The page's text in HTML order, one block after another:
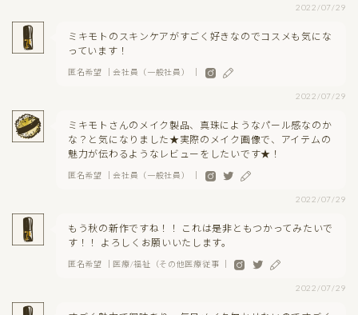
2022/07/29
ミキモトのスキンケアがすごく好きなのでコスメも気にな
っています！
匿名希望 ｜会社員（一般社員） ｜
2022/07/29
ミキモトさんのメイク製品、真珠にようなパール感なのか
な？と気になりました★実際のメイク画像で、アイテムの
魅力が伝わるようなレビューをしたいです★！
匿名希望 ｜会社員（一般社員） ｜
2022/07/29
もう秋の新作ですね！！ これは是非ともつかってみたいで
す！！ よろしくお願いいたします。
匿名希望 ｜医療/福祉（その他医療従事 ｜
2022/07/29